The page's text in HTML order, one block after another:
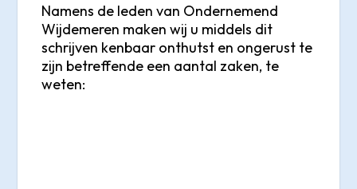
Namens de leden van Ondernemend
Wijdemeren maken wij u middels dit
schrijven kenbaar onthutst en ongerust te
zijn betreffende een aantal zaken, te
weten: